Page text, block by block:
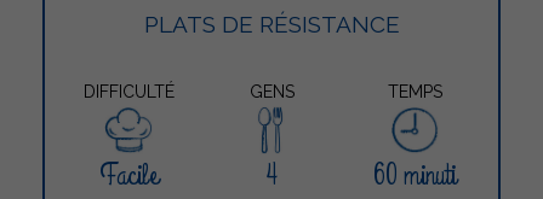
PLATS DE RÉSISTANCE
DIFFICULTÉ GENS TEMPS
Facile 4 60 minuti